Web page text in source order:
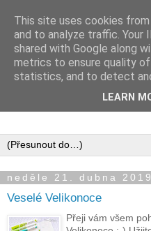
neděle 21. dubna 2019
Veselé Velikonoce
Přeji vám všem
This site uses cookies
and to analyze traffic. Your
shared with Google along
metrics to ensure quality
statistics, and to detect
LEARN